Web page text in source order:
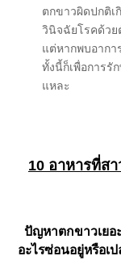
ตกขาวผิดปกติเ
วินิจฉัยโรคด้วย
แต่หากพบอากา
ทั้งนี้ก็เพื่อการรั
แหละ
10 อาหารที่ส
ปัญหาตกขาวเยอ
อะไรซ่อนอยู่หรือเ